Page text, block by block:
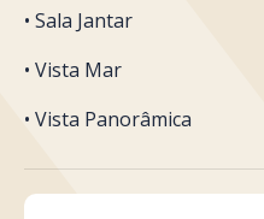
• Sala Jantar
• Vista Mar
• Vista Panorâmica